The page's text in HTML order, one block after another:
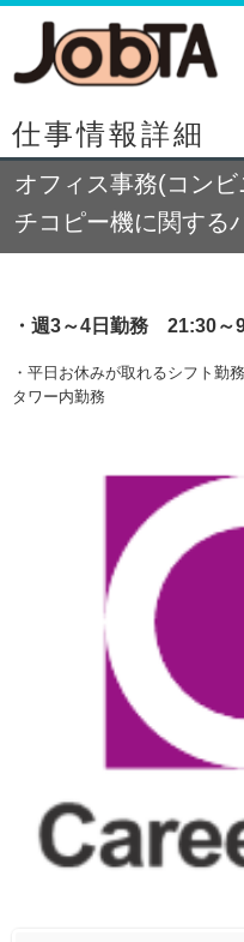
仕事情報詳細
オフィス事務(コン
チコピー機に関する
・週3～4日勤務 21:30～
・平日お休みが取れるシフト勤
タワー内勤務